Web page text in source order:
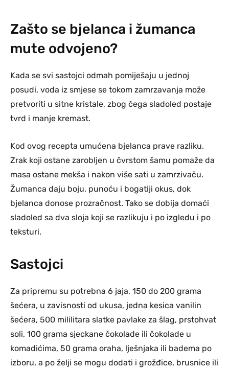
Zašto se bjelanca i žumanca
mute odvojeno?
Kada se svi sastojci odmah pomiješaju u jednoj
posudi, voda iz smjese se tokom zamrzavanja može
pretvoriti u sitne kristale, zbog čega sladoled postaje
tvrd i manje kremast.
Kod ovog recepta umućena bjelanca prave razliku.
Zrak koji ostane zarobljen u čvrstom šamu pomaže da
masa ostane mekša i nakon više sati u zamrzivaču.
Žumanca daju boju, punoću i bogatiji okus, dok
bjelanca donose prozračnost. Tako se dobija domaći
sladoled sa dva sloja koji se razlikuju i po izgledu i po
teksturi.
Sastojci
Za pripremu su potrebna 6 jaja, 150 do 200 grama
šećera, u zavisnosti od ukusa, jedna kesica vanilin
šećera, 500 mililitara slatke pavlake za šlag, prstohvat
soli, 100 grama sjeckane čokolade ili čokolade u
komadićima, 50 grama oraha, lješnjaka ili badema po
izboru, a po želji se mogu dodati i grožđice, brusnice ili